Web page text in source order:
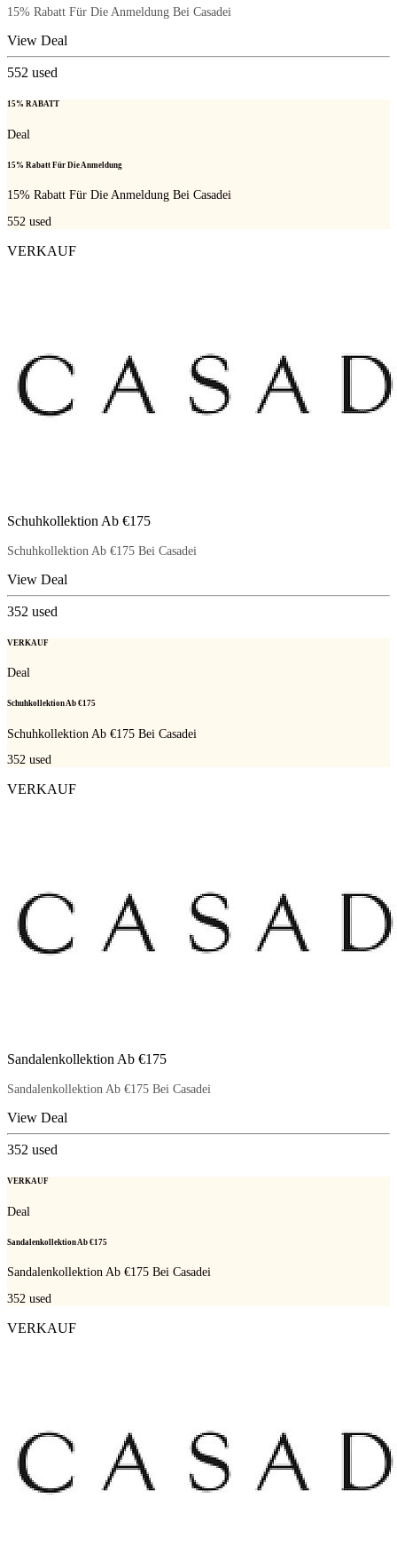
15% Rabatt Für Die Anmeldung Bei Casadei
View Deal
552 used
15% RABATT
Deal
15% Rabatt Für Die Anmeldung
15% Rabatt Für Die Anmeldung Bei Casadei
552 used
VERKAUF
Schuhkollektion Ab €175
Schuhkollektion Ab €175 Bei Casadei
View Deal
352 used
VERKAUF
Deal
Schuhkollektion Ab €175
Schuhkollektion Ab €175 Bei Casadei
352 used
VERKAUF
Sandalenkollektion Ab €175
Sandalenkollektion Ab €175 Bei Casadei
View Deal
352 used
VERKAUF
Deal
Sandalenkollektion Ab €175
Sandalenkollektion Ab €175 Bei Casadei
352 used
VERKAUF